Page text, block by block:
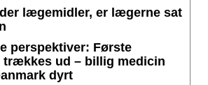
lægemidler, er lægerne sat
perspektiver: Første
trækkes ud – billig medicin
dyrt